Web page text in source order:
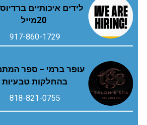
‬20‭ ‬מייל
917-860-1729
עופר ברמי – ספר
בהחלקות טבעיות
818-821-0755